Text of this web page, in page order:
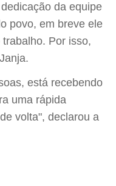
da equipe
povo, em breve ele
Por isso,
está recebendo
uma rápida
volta", declarou a